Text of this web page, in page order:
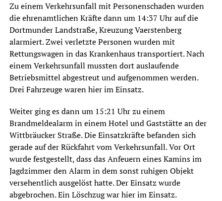
Zu einem Verkehrsunfall mit Personenschaden wurden
die ehrenamtlichen Kräfte dann um 14:37 Uhr auf die
Dortmunder Landstraße, Kreuzung Vaerstenberg
alarmiert. Zwei verletzte Personen wurden mit
Rettungswagen in das Krankenhaus transportiert. Nach
einem Verkehrsunfall mussten dort auslaufende
Betriebsmittel abgestreut und aufgenommen werden.
Drei Fahrzeuge waren hier im Einsatz.
Weiter ging es dann um 15:21 Uhr zu einem
Brandmeldealarm in einem Hotel und Gaststätte an der
Wittbräucker Straße. Die Einsatzkräfte befanden sich
gerade auf der Rückfahrt vom Verkehrsunfall. Vor Ort
wurde festgestellt, dass das Anfeuern eines Kamins im
Jagdzimmer den Alarm in dem sonst ruhigen Objekt
versehentlich ausgelöst hatte. Der Einsatz wurde
abgebrochen. Ein Löschzug war hier im Einsatz.